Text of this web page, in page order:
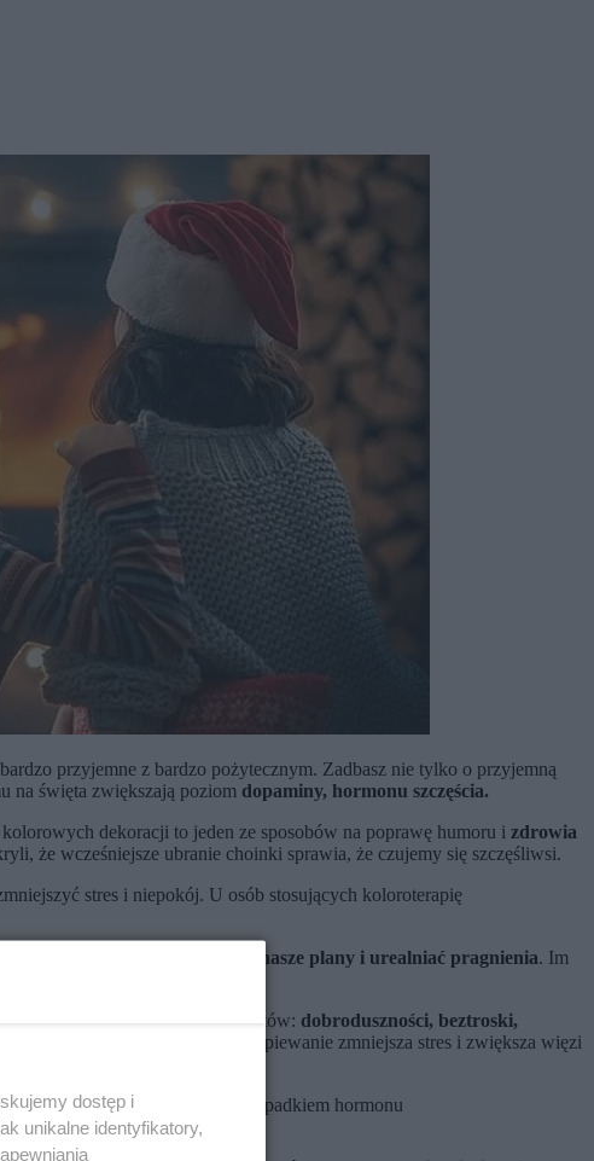
bardzo przyjemne z bardzo pożytecznym. Zadbasz nie tylko o przyjemną
na święta zwiększają poziom dopaminy, hormonu szczęścia.
dekoracji to jeden ze sposobów na poprawę humoru i zdrowia
że wcześniejsze ubranie choinki sprawia, że czujemy się szczęśliwsi.
stres i niepokój. U osób stosujących koloroterapię
że często musimy
rewidować nasze plany i urealniać pragnienia. Im
składa się z pięciu elementów: dobroduszności, beztroski,
bowiem, że wspólne śpiewanie zmniejsza stres i zwiększa więzi
śpiewanie grupowe skutkuje spadkiem hormonu
dostęp i
unikalne identyfikatory,